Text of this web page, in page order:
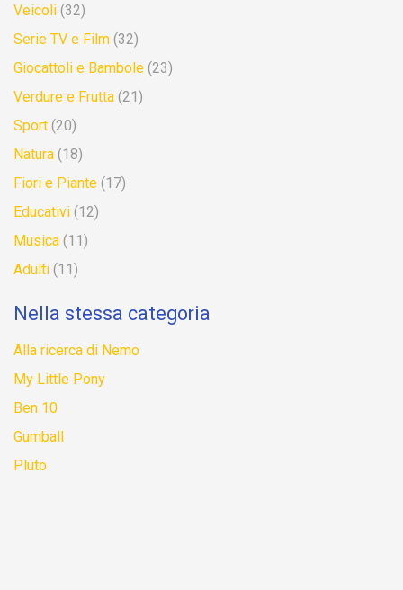
Veicoli (32)
Serie TV e Film (32)
Giocattoli e Bambole (23)
Verdure e Frutta (21)
Sport (20)
Natura (18)
Fiori e Piante (17)
Educativi (12)
Musica (11)
Adulti (11)
Nella stessa categoria
Alla ricerca di Nemo
My Little Pony
Ben 10
Gumball
Pluto